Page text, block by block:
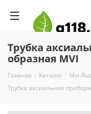
Трубка
образная MVI
Главная - Каталог - Mvi-Rus
Трубка аксиальная